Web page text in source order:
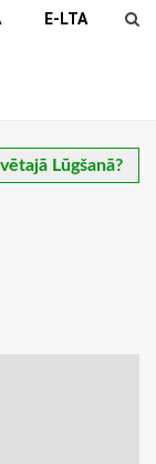
E-LTA
Lūgšanā?